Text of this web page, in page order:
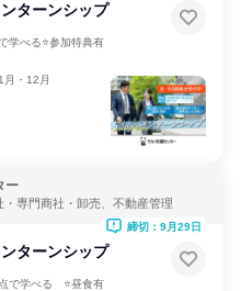
ターンシップ
学べる⭐参加特典有
・12月
ー
専門商社・卸売、不動産管理
ターンシップ
で学べる ⭐昼食有
締切：9月29日